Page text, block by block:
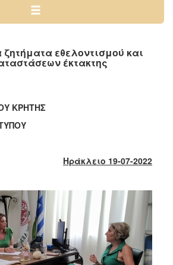
εθελοντισμού και
έκτακτης
ΚΡΗΤΗΣ
Ηράκλειο 19-07-2022